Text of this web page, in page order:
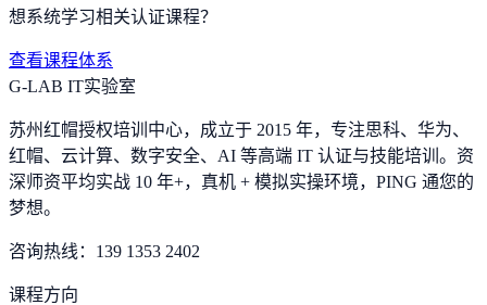
想系统学习相关认证课程？
查看课程体系
G-LAB IT实验室
苏州红帽授权培训中心，成立于 2015 年，专注思科、华为、
红帽、云计算、数字安全、AI 等高端 IT 认证与技能培训。资
深师资平均实战 10 年+，真机 + 模拟实操环境， PING 通您的
梦想。
咨询热线： 139 1353 2402
课程方向